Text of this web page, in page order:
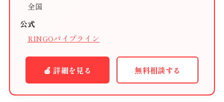
全国
公式
RINGOパイプライン
🍎 詳細を見る 無料相談する